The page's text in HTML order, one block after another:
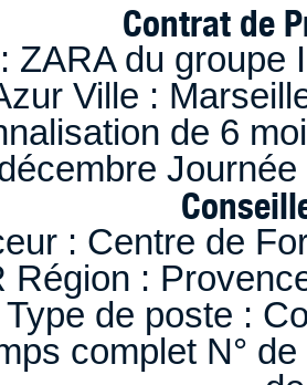
Contrat de
ZARA du
Ville :
de 6
: Centre de
Région :
de poste :
complet N°